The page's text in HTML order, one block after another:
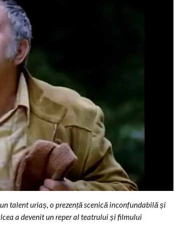
talent uriaș, o prezență scenică inconfundabilă și
a devenit un reper al teatrului și filmului